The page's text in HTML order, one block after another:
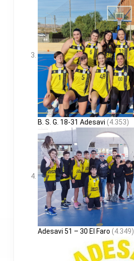
B. S. G. 18-31 Adesavi (4.353)
Adesavi 51 – 30 El Faro (4.349)